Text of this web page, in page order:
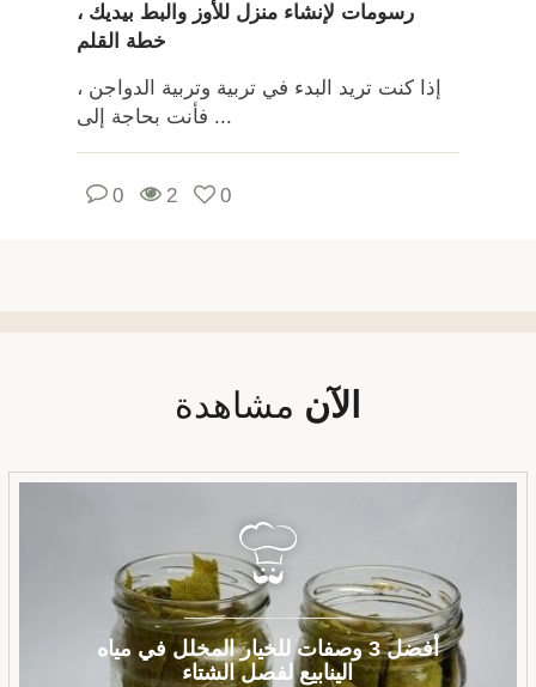
رسومات لإنشاء منزل للأوز والبط بيديك ،
خطة القلم
إذا كنت تريد البدء في تربية وتربية الدواجن ،
فأنت بحاجة إلى ...
0 2 0
الآن مشاهدة
أفضل 3 وصفات للخيار المخلل في مياه
الينابيع لفصل الشتاء